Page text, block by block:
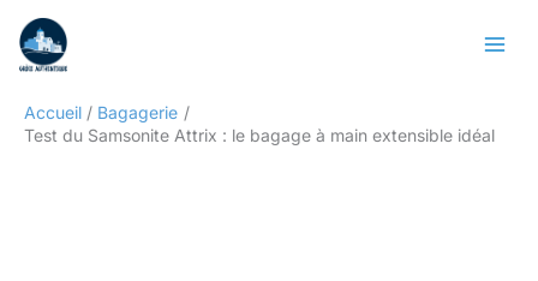
contenu
Accueil
Bagagerie
Test du Samsonite Attrix : le bagage à main extensible idéal
Rechercher